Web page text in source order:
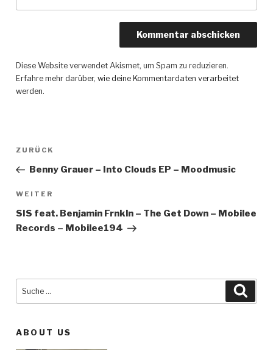
Diese Website verwendet Akismet, um Spam zu reduzieren.
Erfahre mehr darüber, wie deine Kommentardaten verarbeitet
werden.
Beitragsnavigation
Vorheriger
Beitrag
ZURÜCK
Benny Grauer – Into Clouds EP – Moodmusic
Nächster
Beitrag
WEITER
SIS feat. Benjamin Frnkln – The Get Down – Mobilee
Records – Mobilee194
ABOUT US